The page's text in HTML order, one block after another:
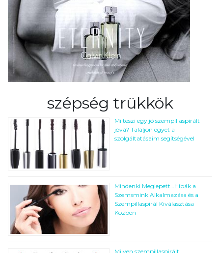
szépség trükkök
Mi teszi egy jó szempillaspirált
jóvá? Találjon egyet a
szolgáltatásaim segítségével
Mindenki Meglepett…Hibák a
Szemsmink Alkalmazása és a
Szempillaspirál Kiválasztása
Közben
Milyen szempillaspirált